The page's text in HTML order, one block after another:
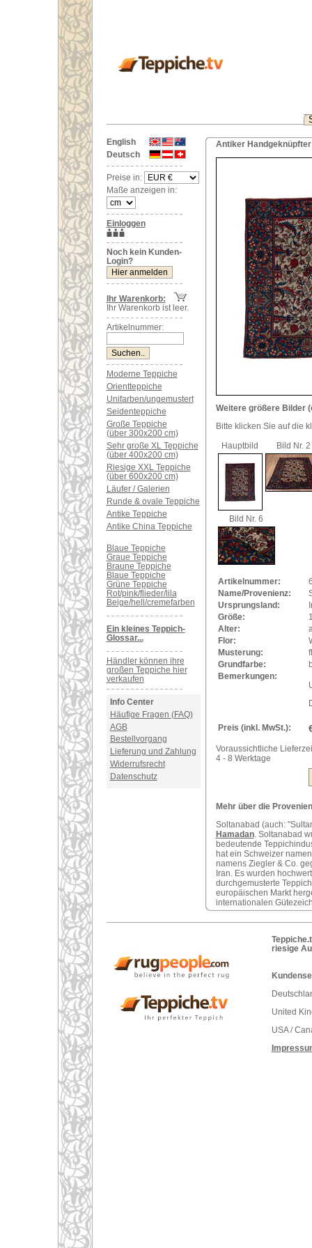
English
Deutsch
Preise in:
Maße anzeigen in:
Einloggen
Noch kein Kunden-
Login?
Ihr Warenkorb:
Ihr Warenkorb ist leer.
Artikelnummer:
Moderne Teppiche
Orientteppiche
Unifarben/ungemustert
Seidenteppiche
Große Teppiche
(über 300x200 cm)
Sehr große XL Teppiche
(über 400x200 cm)
Riesige XXL Teppiche
(über 600x200 cm)
Läufer / Galerien
Runde & ovale Teppiche
Antike Teppiche
Antike China Teppiche
Blaue Teppiche
Graue Teppiche
Braune Teppiche
Blaue Teppiche
Grüne Teppiche
Rot/pink/flieder/lila
Beige/hell/cremefarben
Ein kleines Teppich-
Glossar...
Händler können ihre
großen Teppiche hier
verkaufen
Info Center
Häufige Fragen (FAQ)
AGB
Bestellvorgang
Lieferung und Zahlung
Widerrufsrecht
Datenschutz
Antiker
Weitere größere Bilder
Bitte klicken Sie auf die
Hauptbild
Bild Nr. 2
Bild Nr. 6
Artikelnummer:
Name/Provenienz:
Ursprungsland:
Größe:
Alter:
Flor:
Musterung:
Grundfarbe:
Bemerkungen:
Preis (inkl. MwSt.):
Voraussichtliche
4 - 8 Werktage
Mehr über die
Soltanabad (auch:
Hamadan. Soltanabad
bedeutende
hat ein Schweizer
namens Ziegler & Co.
Iran. Es wurden
durchgemusterte
europäischen Markt
internationalen
riesige
United
USA /